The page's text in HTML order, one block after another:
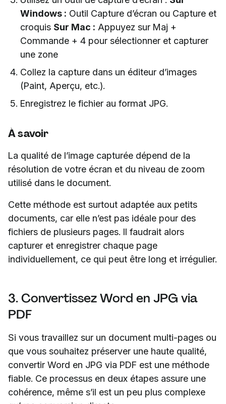
Windows : Outil Capture d’écran ou Capture et
croquis Sur Mac : Appuyez sur Maj +
Commande + 4 pour sélectionner et capturer
une zone
Collez la capture dans un éditeur d’images
(Paint, Aperçu, etc.).
Enregistrez le fichier au format JPG.
À savoir
La qualité de l’image capturée dépend de la
résolution de votre écran et du niveau de zoom
utilisé dans le document.
Cette méthode est surtout adaptée aux petits
documents, car elle n’est pas idéale pour des
fichiers de plusieurs pages. Il faudrait alors
capturer et enregistrer chaque page
individuellement, ce qui peut être long et irrégulier.
3. Convertissez Word en JPG via
PDF
Si vous travaillez sur un document multi-pages ou
que vous souhaitez préserver une haute qualité,
convertir Word en JPG via PDF est une méthode
fiable. Ce processus en deux étapes assure une
cohérence, même s’il est un peu plus complexe